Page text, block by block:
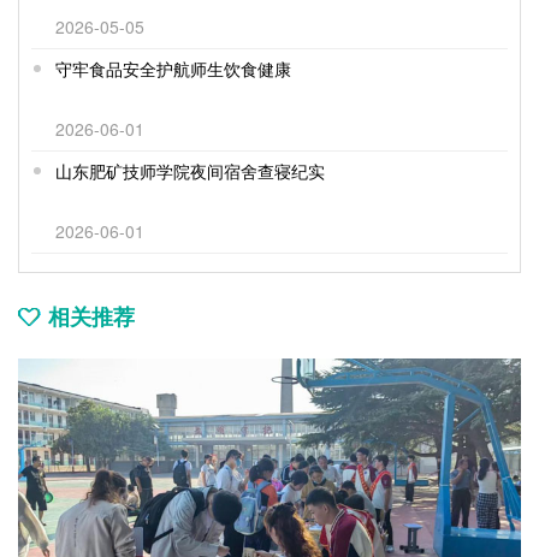
2026-05-05
守牢食品安全护航师生饮食健康
2026-06-01
山东肥矿技师学院夜间宿舍查寝纪实
2026-06-01
相关推荐